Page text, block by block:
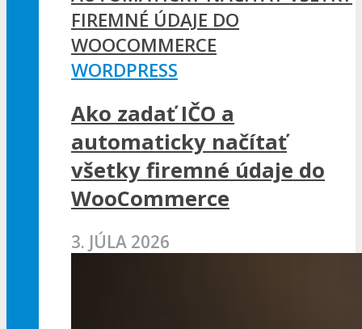
WORDPRESS
Ako zadať IČO a
automaticky načítať
všetky firemné údaje do
WooCommerce
3. JÚLA 2026